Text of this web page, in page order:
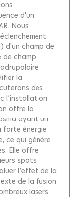
d'un
Nous
d'un champ de
de champ
la
des
l’installation
offre la
ayant un
forte énergie
ce qui génère
Elle offre
spots
l’effet de la
de la fusion
lasers